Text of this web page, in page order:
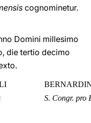
cognominetur.
Domini millesimo
die tertio decimo
S. Congr. pro